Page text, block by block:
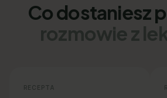
Co dostaniesz
rozmowie z
RECEPTA